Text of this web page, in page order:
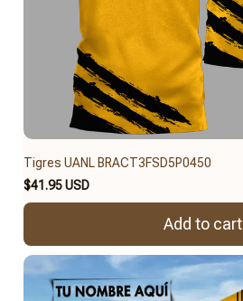
Tigres UANL BRACT3FSD5P0450
$41.95 USD
Add to cart